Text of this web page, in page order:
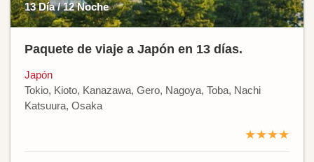
13 Día / 12 Noche
Paquete de viaje a Japón en 13 días.
Japón
Tokio, Kioto, Kanazawa, Gero, Nagoya, Toba, Nachi
Katsuura, Osaka
★★★★